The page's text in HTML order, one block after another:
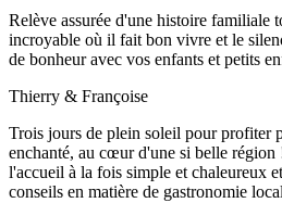
Relève assurée d'une histoire familiale
incroyable où il fait bon vivre et le
de bonheur avec vos enfants et petits
Thierry & Françoise
Trois jours de plein soleil pour profiter
enchanté, au cœur d'une si belle
l'accueil à la fois simple et chaleureux
conseils en matière de gastronomie